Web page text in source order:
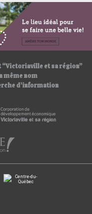
et sa région”
même nom
d’information